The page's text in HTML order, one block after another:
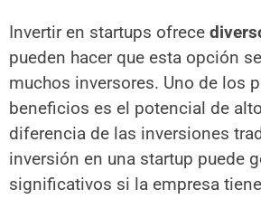
Invertir en startups ofrece
pueden hacer que esta opción
muchos inversores. Uno de los
beneficios es el potencial de
diferencia de las inversiones
inversión en una startup puede
significativos si la empresa